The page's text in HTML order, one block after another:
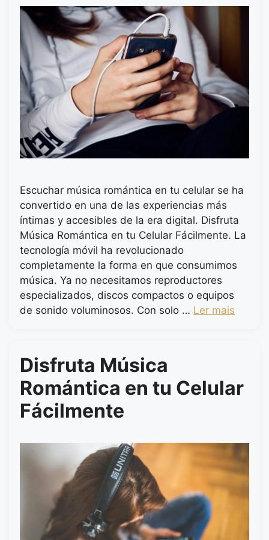
Escuchar música romántica en tu celular se ha
convertido en una de las experiencias más
íntimas y accesibles de la era digital. Disfruta
Música Romántica en tu Celular Fácilmente. La
tecnología móvil ha revolucionado
completamente la forma en que consumimos
música. Ya no necesitamos reproductores
especializados, discos compactos o equipos
de sonido voluminosos. Con solo … Ler mais
Disfruta Música
Romántica en tu Celular
Fácilmente